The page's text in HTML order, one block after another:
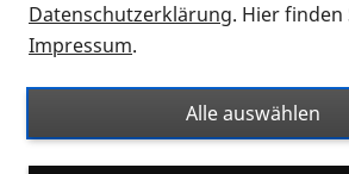
Auf dieser Seite finden Sie
Ort. Nutzen Sie den Formatfilter,
nach Flyern und Broschüren,
suchen. Die meisten Flyer und
Datenschutzerklärung. Hier finden
Impressum.
Alle auswählen